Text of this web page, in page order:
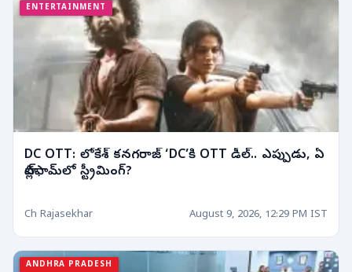
ENTERTAINMENT
DC OTT: లోకేశ్ కనగరాజ్ ‘DC’కి OTT డీల్.. ఎప్పుడు, ఏ
ప్లాట్‌ఫామ్‌లో స్ట్రీమింగ్?
Ch Rajasekhar August 9, 2026, 12:29 PM IST
ANDHRA PRADESH